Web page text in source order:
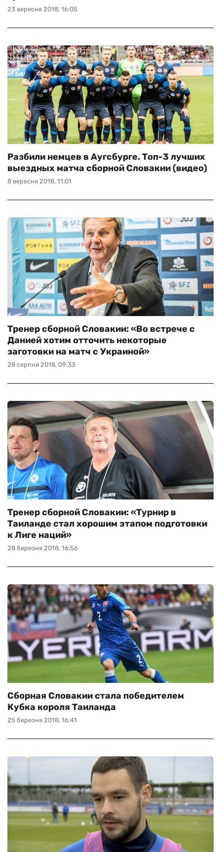
23 вересня 2018, 16:05
8 вересня 2018, 11:01
Разбили немцев в Аугсбурге. Топ-3 лучших
выездных матча сборной Словакии (видео)
28 серпня 2018, 09:33
Тренер сборной Словакии: «Во встрече с
Данией хотим отточить некоторые
заготовки на матч с Украиной»
28 березня 2018, 16:56
Тренер сборной Словакии: «Турнир в
Таиланде стал хорошим этапом подготовки
к Лиге наций»
25 березня 2018, 16:41
Сборная Словакии стала победителем
Кубка короля Таиланда